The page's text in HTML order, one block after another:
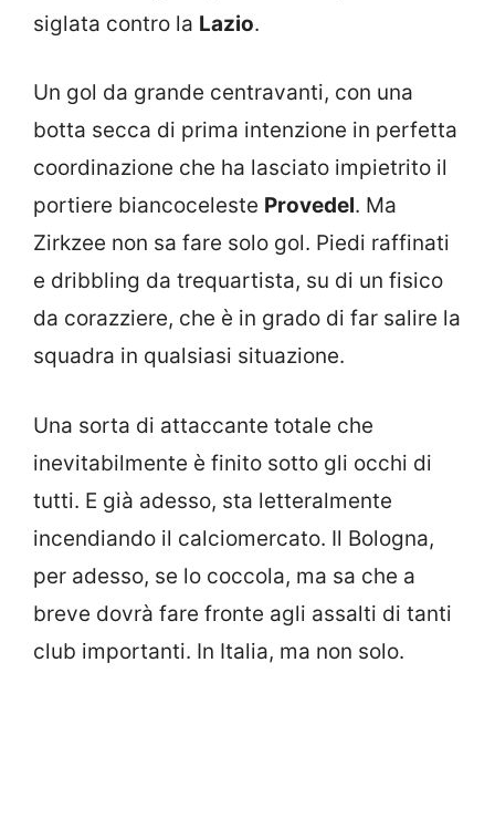
siglata contro la Lazio.
Un gol da grande centravanti, con una
botta secca di prima intenzione in perfetta
coordinazione che ha lasciato impietrito il
portiere biancoceleste Provedel. Ma
Zirkzee non sa fare solo gol. Piedi raffinati
e dribbling da trequartista, su di un fisico
da corazziere, che è in grado di far salire la
squadra in qualsiasi situazione.
Una sorta di attaccante totale che
inevitabilmente è finito sotto gli occhi di
tutti. E già adesso, sta letteralmente
incendiando il calciomercato. Il Bologna,
per adesso, se lo coccola, ma sa che a
breve dovrà fare fronte agli assalti di tanti
club importanti. In Italia, ma non solo.